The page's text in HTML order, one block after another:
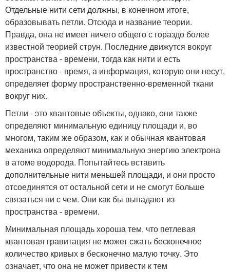
Отдельные нити сети должны, в конечном итоге,
образовывать петли. Отсюда и название теории.
Правда, она не имеет ничего общего с гораздо более
известной теорией струн. Последние движутся вокруг
пространства - времени, тогда как нити и есть
пространство - время, а информация, которую они несут,
определяет форму пространственно-временной ткани
вокруг них.
Петли - это квантовые объекты, однако, они также
определяют минимальную единицу площади и, во
многом, таким же образом, как и обычная квантовая
механика определяют минимальную энергию электрона
в атоме водорода. Попытайтесь вставить
дополнительные нити меньшей площади, и они просто
отсоединятся от остальной сети и не смогут больше
связаться ни с чем. Они как бы выпадают из
пространства - времени.
Минимальная площадь хороша тем, что петлевая
квантовая гравитация не может сжать бесконечное
количество кривых в бесконечно малую точку. Это
означает, что она не может привести к тем